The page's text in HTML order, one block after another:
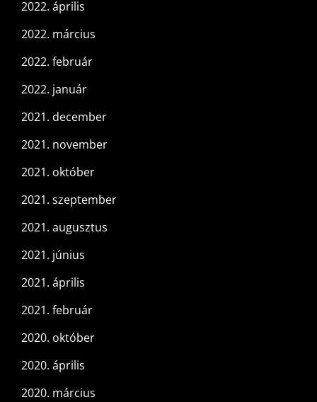
2022. április
2022. március
2022. február
2022. január
2021. december
2021. november
2021. október
2021. szeptember
2021. augusztus
2021. június
2021. április
2021. február
2020. október
2020. április
2020. március